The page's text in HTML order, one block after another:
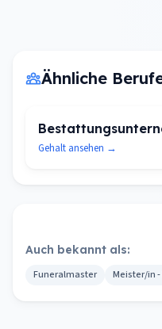
Ähnliche
Gehalt ansehen →
Auch bekannt als:
Funeralmaster Meister/in